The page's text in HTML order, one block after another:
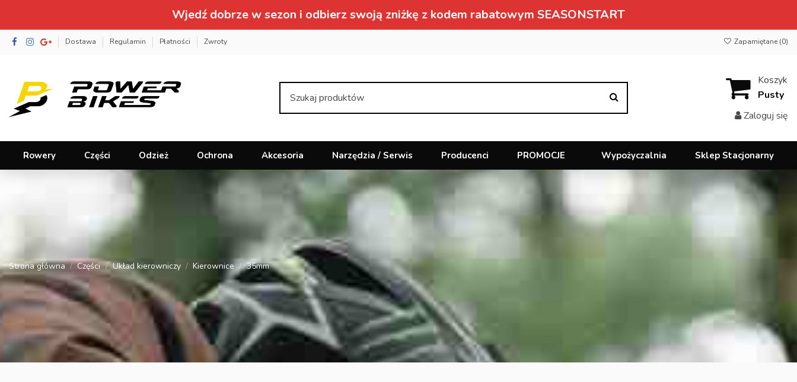
Wjedź dobrze w sezon i odbierz swoją zniżkę z kodem rabatowym SEASONSTART
Dostawa Regulamin Płatności Zwroty Zapamiętane (0)
Koszyk
Pusty
Zaloguj się
Rowery Części Odzież Ochrona Akcesoria Narzędzia / Serwis Sklep Stacjonarny
Producenci PROMOCJE Wypożyczalnia
Strona główna Części Układ kierowniczy Kierownice 35mm